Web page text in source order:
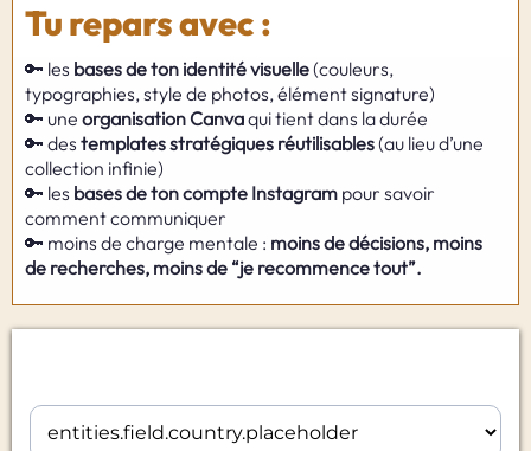
Tu repars avec :
🔑 les bases de ton identité visuelle(couleurs,
typographies, style de photos, élément signature)
🔑 une organisation Canvaqui tient dans la durée
🔑 des templates stratégiques réutilisables(au lieu d’une
collection infinie)
🔑 les bases de ton compte Instagram pour savoir
comment communiquer
🔑 moins de charge mentale : moins de décisions, moins
de recherches, moins de “je recommence tout”.